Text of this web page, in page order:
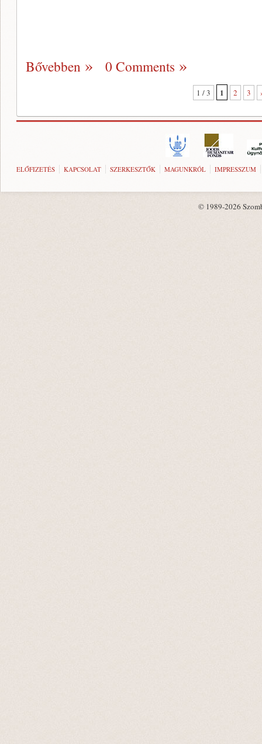
Bővebben 0 Comments
1 / 3 1 2 3
ELŐFIZETÉS KAPCSOLAT SZERKESZTŐK MAGUNKRÓL IMPRESSZUM
© 1989-2026